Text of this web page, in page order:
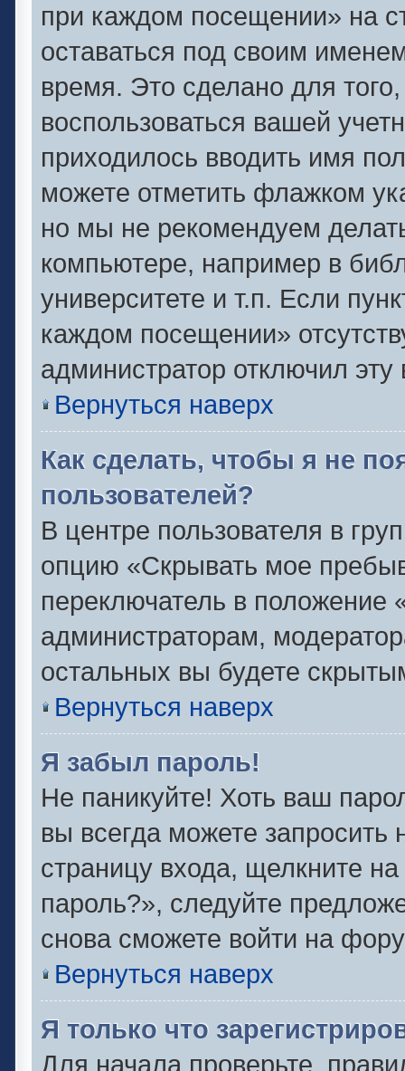
при каждом посещении» на
оставаться под своим
время. Это сделано для
воспользоваться вашей
приходилось вводить имя
можете отметить флажком
но мы не рекомендуем
компьютере, например в
университете и т.п. Если
каждом посещении»
администратор отключил эту
Вернуться наверх
Как сделать, чтобы я не
пользователей?
В центре пользователя в
опцию «Скрывать мое
переключатель в положение
администраторам,
остальных вы будете
Вернуться наверх
Я забыл пароль!
Не паникуйте! Хоть ваш
вы всегда можете запросить
страницу входа, щелкните
пароль?», следуйте
снова сможете войти на
Вернуться наверх
Я только что
Для начала проверьте,